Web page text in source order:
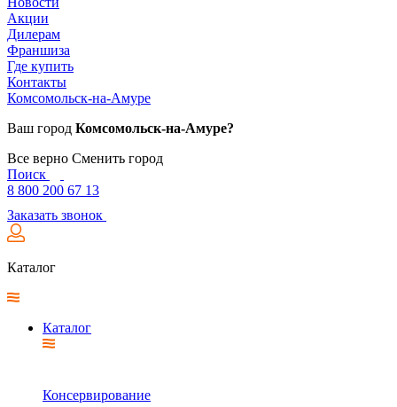
Акции
Дилерам
Франшиза
Где купить
Контакты
Комсомольск-на-Амуре
Ваш город Комсомольск-на-Амуре?
Все верно Сменить город
Поиск
8 800 200 67 13
Заказать звонок
Каталог
Каталог
Консервирование